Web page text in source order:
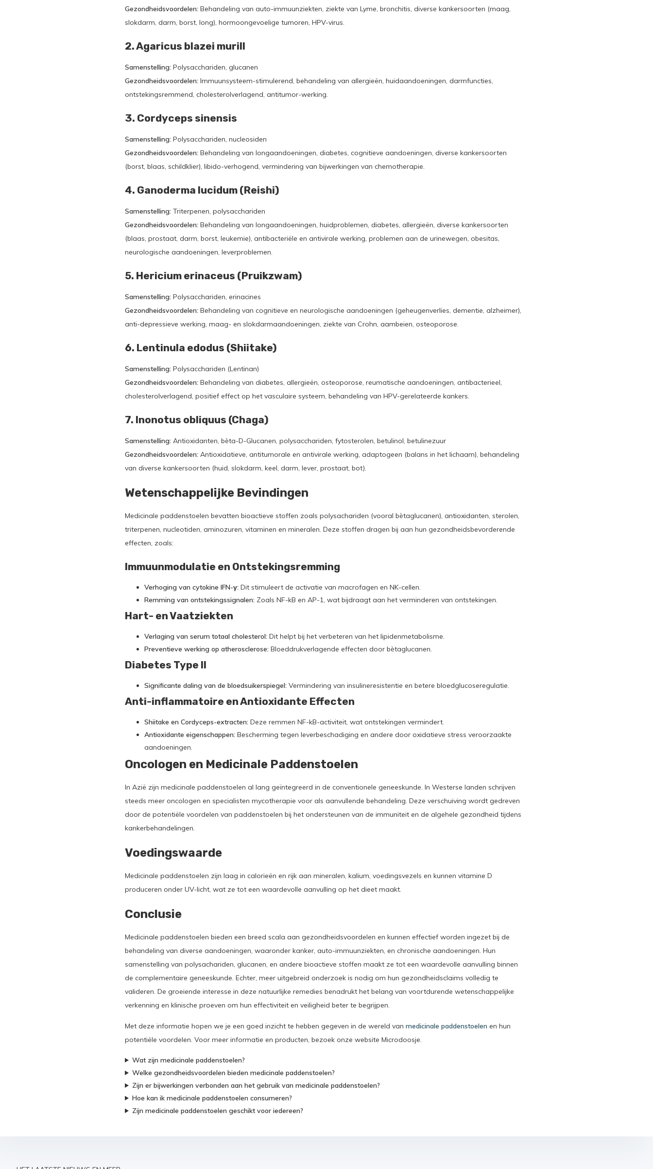
Gezondheidsvoordelen: Behandeling van auto-immuunziekten, ziekte van Lyme, bronchitis, diverse kankersoorten (maag,
slokdarm, darm, borst, long), hormoongevoelige tumoren, HPV-virus.
2. Agaricus blazei murill
Samenstelling: Polysacchariden, glucanen
Gezondheidsvoordelen: Immuunsysteem-stimulerend, behandeling van allergieën, huidaandoeningen, darmfuncties,
ontstekingsremmend, cholesterolverlagend, antitumor-werking.
3. Cordyceps sinensis
Samenstelling: Polysacchariden, nucleosiden
Gezondheidsvoordelen: Behandeling van longaandoeningen, diabetes, cognitieve aandoeningen, diverse kankersoorten
(borst, blaas, schildklier), libido-verhogend, vermindering van bijwerkingen van chemotherapie.
4. Ganoderma lucidum (Reishi)
Samenstelling: Triterpenen, polysacchariden
Gezondheidsvoordelen: Behandeling van longaandoeningen, huidproblemen, diabetes, allergieën, diverse kankersoorten
(blaas, prostaat, darm, borst, leukemie), antibacteriële en antivirale werking, problemen aan de urinewegen, obesitas,
neurologische aandoeningen, leverproblemen.
5. Hericium erinaceus (Pruikzwam)
Samenstelling: Polysacchariden, erinacines
Gezondheidsvoordelen: Behandeling van cognitieve en neurologische aandoeningen (geheugenverlies, dementie, alzheimer),
anti-depressieve werking, maag- en slokdarmaandoeningen, ziekte van Crohn, aambeien, osteoporose.
6. Lentinula edodus (Shiitake)
Samenstelling: Polysacchariden (Lentinan)
Gezondheidsvoordelen: Behandeling van diabetes, allergieën, osteoporose, reumatische aandoeningen, antibacterieel,
cholesterolverlagend, positief effect op het vasculaire systeem, behandeling van HPV-gerelateerde kankers.
7. Inonotus obliquus (Chaga)
Samenstelling: Antioxidanten, bèta-D-Glucanen, polysacchariden, fytosterolen, betulinol, betulinezuur
Gezondheidsvoordelen: Antioxidatieve, antitumorale en antivirale werking, adaptogeen (balans in het lichaam), behandeling
van diverse kankersoorten (huid, slokdarm, keel, darm, lever, prostaat, bot).
Wetenschappelijke Bevindingen
Medicinale paddenstoelen bevatten bioactieve stoffen zoals polysachariden (vooral bètaglucanen), antioxidanten, sterolen,
triterpenen, nucleotiden, aminozuren, vitaminen en mineralen. Deze stoffen dragen bij aan hun gezondheidsbevorderende
effecten, zoals:
Immuunmodulatie en Ontstekingsremming
Verhoging van cytokine IFN-γ: Dit stimuleert de activatie van macrofagen en NK-cellen.
Remming van ontstekingssignalen: Zoals NF-kB en AP-1, wat bijdraagt aan het verminderen van ontstekingen.
Hart- en Vaatziekten
Verlaging van serum totaal cholesterol: Dit helpt bij het verbeteren van het lipidenmetabolisme.
Preventieve werking op atherosclerose: Bloeddrukverlagende effecten door bètaglucanen.
Diabetes Type II
Significante daling van de bloedsuikerspiegel: Vermindering van insulineresistentie en betere bloedglucoseregulatie.
Anti-inflammatoire en Antioxidante Effecten
Shiitake en Cordyceps-extracten: Deze remmen NF-kB-activiteit, wat ontstekingen vermindert.
Antioxidante eigenschappen: Bescherming tegen leverbeschadiging en andere door oxidatieve stress veroorzaakte
aandoeningen.
Oncologen en Medicinale Paddenstoelen
In Azië zijn medicinale paddenstoelen al lang geïntegreerd in de conventionele geneeskunde. In Westerse landen schrijven
steeds meer oncologen en specialisten mycotherapie voor als aanvullende behandeling. Deze verschuiving wordt gedreven
door de potentiële voordelen van paddenstoelen bij het ondersteunen van de immuniteit en de algehele gezondheid tijdens
kankerbehandelingen.
Voedingswaarde
Medicinale paddenstoelen zijn laag in calorieën en rijk aan mineralen, kalium, voedingsvezels en kunnen vitamine D
produceren onder UV-licht, wat ze tot een waardevolle aanvulling op het dieet maakt.
Conclusie
Medicinale paddenstoelen bieden een breed scala aan gezondheidsvoordelen en kunnen effectief worden ingezet bij de
behandeling van diverse aandoeningen, waaronder kanker, auto-immuunziekten, en chronische aandoeningen. Hun
samenstelling van polysachariden, glucanen, en andere bioactieve stoffen maakt ze tot een waardevolle aanvulling binnen
de complementaire geneeskunde. Echter, meer uitgebreid onderzoek is nodig om hun gezondheidsclaims volledig te
valideren. De groeiende interesse in deze natuurlijke remedies benadrukt het belang van voortdurende wetenschappelijke
verkenning en klinische proeven om hun effectiviteit en veiligheid beter te begrijpen.
Met deze informatie hopen we je een goed inzicht te hebben gegeven in de wereld vanmedicinale paddenstoelen en hun
potentiële voordelen. Voor meer informatie en producten, bezoek onze website Microdoosje.
Wat zijn medicinale paddenstoelen?
Welke gezondheidsvoordelen bieden medicinale paddenstoelen?
Zijn er bijwerkingen verbonden aan het gebruik van medicinale paddenstoelen?
Hoe kan ik medicinale paddenstoelen consumeren?
Zijn medicinale paddenstoelen geschikt voor iedereen?